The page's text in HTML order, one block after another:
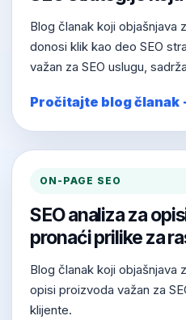
Blog članak koji objašnjava
donosi klik kao deo SEO
važan za SEO uslugu,
Pročitajte blog članak
ON-PAGE SEO
SEO analiza za
pronaći prilike za
Blog članak koji objašnjava
opisi proizvoda važan za
klijente.